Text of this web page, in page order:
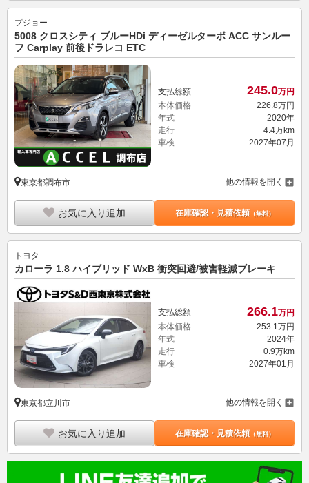
プジョー
5008 クロスシティ ブルーHDi ディーゼルターボ ACC サンルー
フ Carplay 前後ドラレコ ETC
支払総額 245.0万円
本体価格
226.8万円
年式
2020年
走行
4.4万km
車検
2027年07月
東京都調布市 他の情報を開く
お気に入り追加 在庫確認・見積依頼（無料）
トヨタ
カローラ 1.8 ハイブリッド WxB 衝突回避/被害軽減ブレーキ
支払総額 266.1万円
本体価格
253. 1 万円
年式
2024年
走行
0.9万km
車検
2027年01月
東京都立川市 他の情報を開く
お気に入り追加 在庫確認・見積依頼（無料）